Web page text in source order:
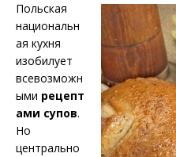
Польская
национальн
ая кухня
изобилует
всевозможн
ыми рецепт
ами супов.
Но
центрально